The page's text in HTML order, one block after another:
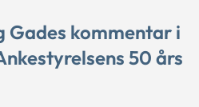
Gades kommentar i
50 års